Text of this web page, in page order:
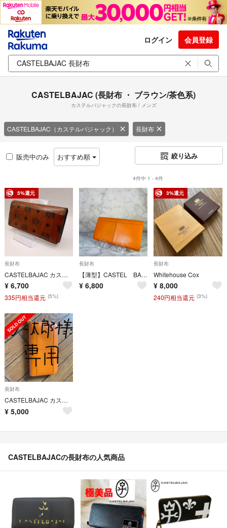
ログイン 会員登録
CASTELBAJAC (長財布 ・ ブラウン/茶色系)
カステルバジャックの長財布 / メンズ
CASTELBAJAC（カステルバジャック） 長財布
販売中のみ おすすめ順 絞り込み
4件中 1 - 4件
5%還元
長財布
CASTELBAJAC カステルバジャック 長財布 ブラウン レザー
¥ 6,700
335円相当還元 (5%)
長財布
【薄型】CASTEL BAJAC カステルバジャック 長財布 お札入れ
¥ 6,800
3%還元
長財布
Whitehouse Cox
¥ 8,000
240円相当還元 (3%)
長財布
CASTELBAJAC カステルバジャック 長財布
¥ 5,000
CASTELBAJACの長財布の人気商品